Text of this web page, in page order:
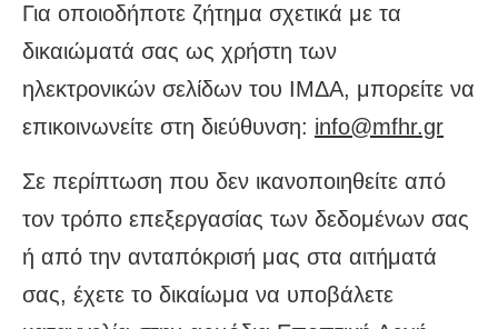
Για οποιοδήποτε ζήτημα σχετικά με τα
δικαιώματά σας ως χρήστη των
ηλεκτρονικών σελίδων του ΙΜΔΑ, μπορείτε να
επικοινωνείτε στη διεύθυνση: info@mfhr.gr
Σε περίπτωση που δεν ικανοποιηθείτε από
τον τρόπο επεξεργασίας των δεδομένων σας
ή από την ανταπόκρισή μας στα αιτήματά
σας, έχετε το δικαίωμα να υποβάλετε